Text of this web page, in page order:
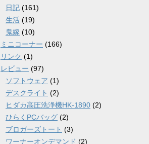
日記 (161)
生活 (19)
鬼嫁 (10)
ミニコーナー (166)
リンク (1)
レビュー (97)
ソフトウェア (1)
デスクライト (2)
ヒダカ高圧洗浄機HK-1890 (2)
ひらくPCバッグ (2)
ブロガーズトート (3)
ワーナーオンデマンド (2)